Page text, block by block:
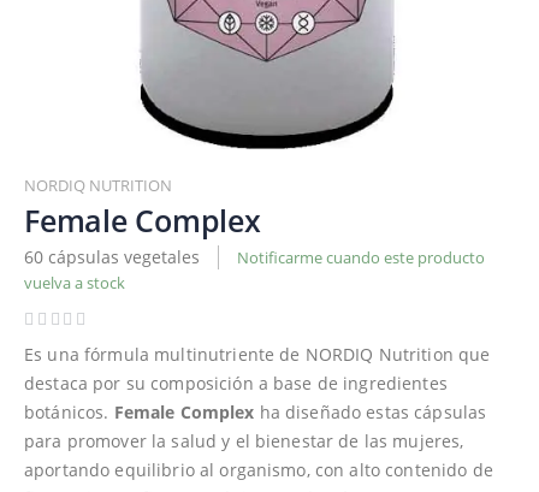
al
comienzo
de
la
galería
de
NORDIQ NUTRITION
Female Complex
60 cápsulas vegetales
Notificarme cuando este producto
vuelva a stock
Es una fórmula multinutriente de NORDIQ Nutrition que
destaca por su composición a base de ingredientes
botánicos. Female Complex ha diseñado estas cápsulas
para promover la salud y el bienestar de las mujeres,
aportando equilibrio al organismo, con alto contenido de